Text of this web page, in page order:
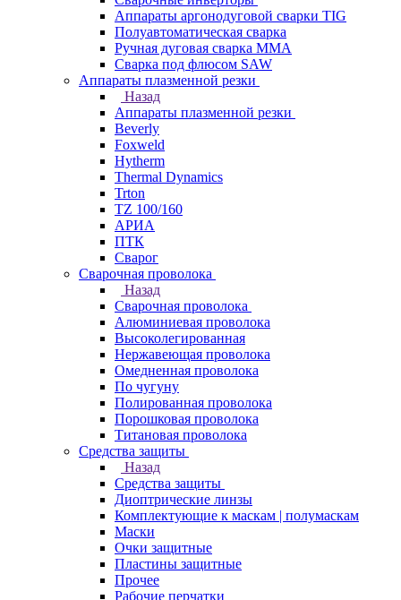
Аппараты аргонодуговой сварки TIG
Полуавтоматическая сварка
Ручная дуговая сварка MMA
Сварка под флюсом SAW
Аппараты плазменной резки
Назад
Аппараты плазменной резки
Beverly
Foxweld
Hytherm
Thermal Dynamics
Trton
TZ 100/160
АРИА
ПТК
Сварог
Сварочная проволока
Назад
Сварочная проволока
Алюминиевая проволока
Высоколегированная
Нержавеющая проволока
Омедненная проволока
По чугуну
Полированная проволока
Порошковая проволока
Титановая проволока
Средства защиты
Назад
Средства защиты
Диоптрические линзы
Комплектующие к маскам | полумаскам
Маски
Очки защитные
Пластины защитные
Прочее
Рабочие перчатки